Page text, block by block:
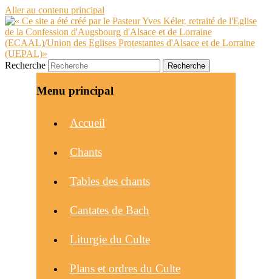
Aller au contenu principal
Recherche
Menu principal
Accueil
Chants
Tables des chants
Cantates de Bach
Liturgie du Culte
Plans et ordres du Culte